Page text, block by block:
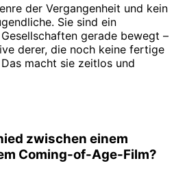
der Vergangenheit und kein
Sie sind ein
gerade bewegt –
derer, die noch keine fertige
macht sie zeitlos und
zwischen einem
Coming-of-Age-Film?